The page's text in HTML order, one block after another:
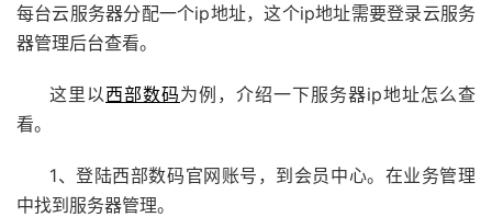
每台云服务器分配一个ip地址，这个ip地址需要登录云服务
器管理后台查看。
这里以 西部数码为例，介绍一下服务器ip地址怎么查
看。
1、登陆西部数码官网账号，到会员中心。在业务管理
中找到服务器管理。